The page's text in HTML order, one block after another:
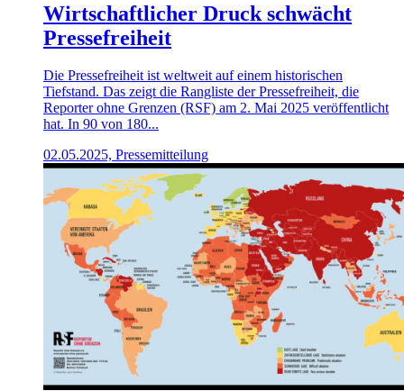
Wirtschaftlicher Druck schwächt
Pressefreiheit
Die Pressefreiheit ist weltweit auf einem historischen
Tiefstand. Das zeigt die Rangliste der Pressefreiheit, die
Reporter ohne Grenzen (RSF) am 2. Mai 2025 veröffentlicht
hat. In 90 von 180...
02.05.2025, Pressemitteilung